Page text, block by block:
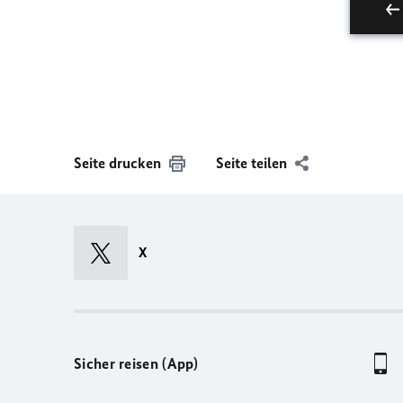
Seite drucken Seite teilen
X
Sicher reisen (App)